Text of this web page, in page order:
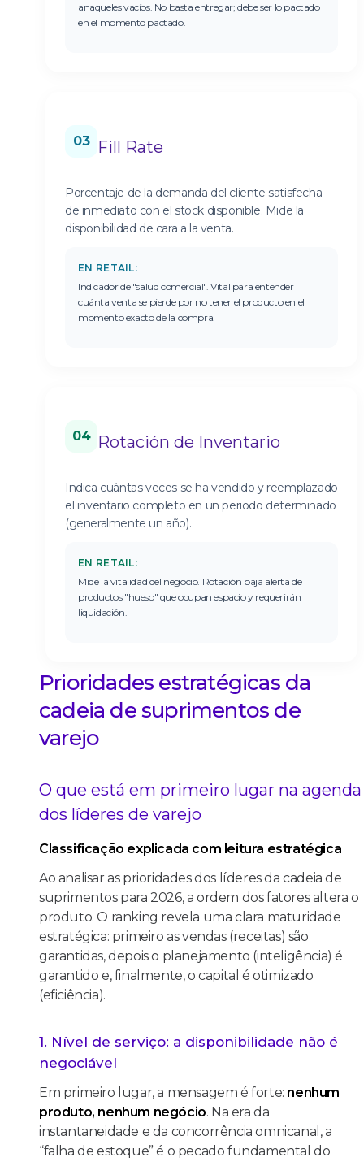
anaqueles vacíos. No basta entregar; debe ser lo pactado
en el momento pactado.
03 Fill Rate
Porcentaje de la demanda del cliente satisfecha
de inmediato con el stock disponible. Mide la
disponibilidad de cara a la venta.
EN RETAIL:
Indicador de "salud comercial". Vital para entender
cuánta venta se pierde por no tener el producto en el
momento exacto de la compra.
04 Rotación de Inventario
Indica cuántas veces se ha vendido y reemplazado
el inventario completo en un periodo determinado
(generalmente un año).
EN RETAIL:
Mide la vitalidad del negocio. Rotación baja alerta de
productos "hueso" que ocupan espacio y requerirán
liquidación.
Prioridades estratégicas da
cadeia de suprimentos de
varejo
O que está em primeiro lugar na agenda
dos líderes de varejo
Classificação explicada com leitura estratégica
Ao analisar as prioridades dos líderes da cadeia de
suprimentos para 2026, a ordem dos fatores altera o
produto. O ranking revela uma clara maturidade
estratégica: primeiro as vendas (receitas) são
garantidas, depois o planejamento (inteligência) é
garantido e, finalmente, o capital é otimizado
(eficiência).
1. Nível de serviço: a disponibilidade não é
negociável
Em primeiro lugar, a mensagem é forte: nenhum
produto, nenhum negócio. Na era da
instantaneidade e da concorrência omnicanal, a
“falha de estoque” é o pecado fundamental do